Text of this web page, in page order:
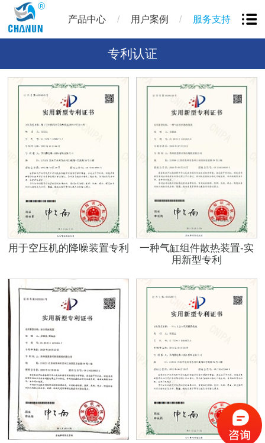
产品中心 / 用户案例 / 服务支持
专利认证
用于空压机的降噪装置专利
一种气缸组件散热装置-实
用新型专利